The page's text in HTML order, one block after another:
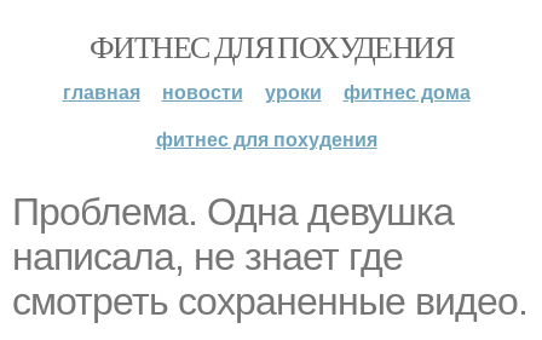
ФИТНЕС ДЛЯ ПОХУДЕНИЯ
главная новости уроки
фитнес дома
фитнес для похудения
Проблема. Одна девушка
написала, не знает где
смотреть сохраненные видео.